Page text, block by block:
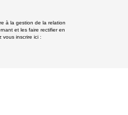
à la gestion de la relation
et les faire rectifier en
inscrire ici :